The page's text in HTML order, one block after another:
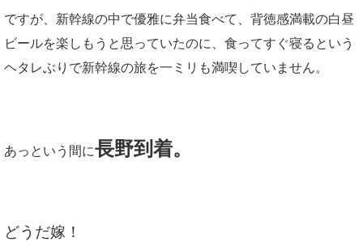
ですが、新幹線の中で優雅に弁当食べて、背徳感満載の白昼
ビールを楽しもうと思っていたのに、食ってすぐ寝るという
ヘタレぶりで新幹線の旅を一ミリも満喫していません。
あっという間に長野到着。
どうだ嫁！